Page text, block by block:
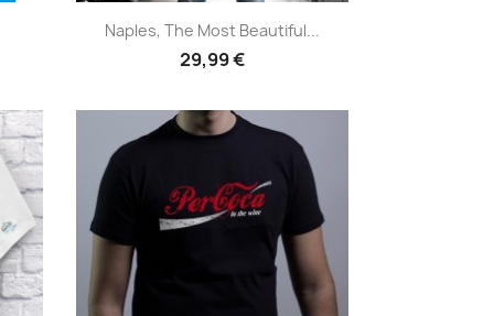
Anteprima
Naples, The Most Beautiful...
29,99 €